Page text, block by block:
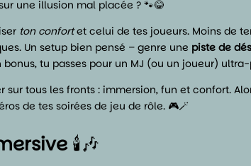
une illusion mal placée ? 🐾😂
ton confortet celui de tes joueurs. Moins de
Un setup bien pensé – genre une piste de dés
tu passes pour un MJ (ou un joueur)
sur tous les fronts : immersion, fun et confort.
de tes soirées de jeu de rôle. 🎮🪄
🕯️🎶